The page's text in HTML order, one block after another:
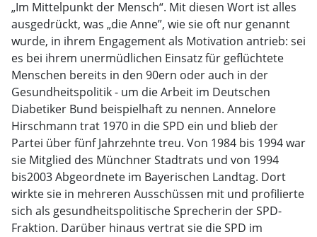
„Im Mittelpunkt der Mensch“. Mit diesen Wort ist alles
ausgedrückt, was „die Anne”, wie sie oft nur genannt
wurde, in ihrem Engagement als Motivation antrieb: sei
es bei ihrem unermüdlichen Einsatz für geflüchtete
Menschen bereits in den 90ern oder auch in der
Gesundheitspolitik - um die Arbeit im Deutschen
Diabetiker Bund beispielhaft zu nennen. Annelore
Hirschmann trat 1970 in die SPD ein und blieb der
Partei über fünf Jahrzehnte treu. Von 1984 bis 1994 war
sie Mitglied des Münchner Stadtrats und von 1994
bis2003 Abgeordnete im Bayerischen Landtag. Dort
wirkte sie in mehreren Ausschüssen mit und profilierte
sich als gesundheitspolitische Sprecherin der SPD-
Fraktion. Darüber hinaus vertrat sie die SPD im